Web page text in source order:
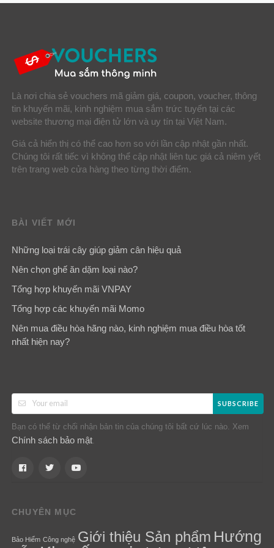
Là nơi chia sẻ vouchers mã giảm giá, coupon, voucher, thông
tin khuyến mãi, kinh nghiệm mua sắm trức tuyến tại các
website thương mại điện tử lớn và uy tín tại Việt Nam.
Giá cả hiển thị có thể cao hơn so với lần cập nhật gần nhất.
Chúng tôi rất tiếc vì không thể cập nhật liên tục giá cả niêm yết
trên trang web cửa hàng theo từng thời điểm.
BÀI VIẾT MỚI
Những loại trái cây giúp giảm cân hiệu quả
Nên chọn ghế ăn dặm loại nào?
Tổng hợp khuyến mãi VNPAY
Tổng hợp các khuyến mãi Momo
Nên mua điều hòa hãng nào, kinh nghiệm mua điều hòa tốt
nhất hiện nay?
SUBSCRIBE
Bạn có thể từ chối nhận bản tin của chúng tôi bất cứ lúc nào. Xem
Chính sách bảo mật
CHUYÊN MỤC
Bảo Hiểm Công nghệ Giới thiệu Sản phẩm Hướng